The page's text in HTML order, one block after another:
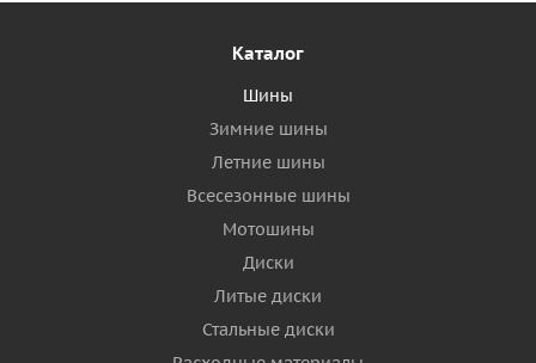
Каталог
Шины
Зимние шины
Летние шины
Всесезонные шины
Мотошины
Диски
Литые диски
Стальные диски